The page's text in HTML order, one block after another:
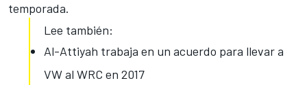
temporada.
Lee también:
Al-Attiyah trabaja en un acuerdo para llevar a
VW al WRC en 2017